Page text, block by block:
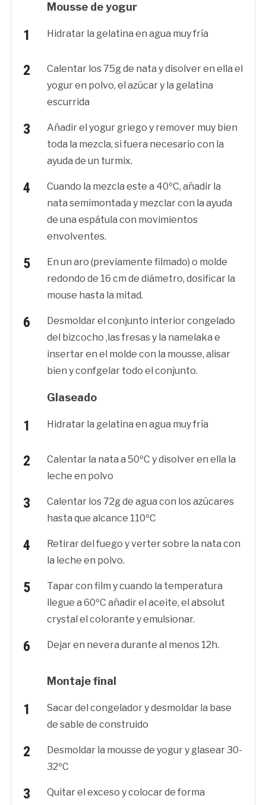
Mousse de yogur
Hidratar la gelatina en agua muy fría
Calentar los 75g de nata y disolver en ella el
yogur en polvo, el azúcar y la gelatina
escurrida
Añadir el yogur griego y remover muy bien
toda la mezcla, si fuera necesario con la
ayuda de un turmix.
Cuando la mezcla este a 40ºC, añadir la
nata semimontada y mezclar con la ayuda
de una espátula con movimientos
envolventes.
En un aro (previamente filmado) o molde
redondo de 16 cm de diámetro, dosificar la
mouse hasta la mitad.
Desmoldar el conjunto interior congelado
del bizcocho ,las fresas y la namelaka e
insertar en el molde con la mousse, alisar
bien y confgelar todo el conjunto.
Glaseado
Hidratar la gelatina en agua muy fría
Calentar la nata a 50ºC y disolver en ella la
leche en polvo
Calentar los 72g de agua con los azúcares
hasta que alcance 110ºC
Retirar del fuego y verter sobre la nata con
la leche en polvo.
Tapar con film y cuando la temperatura
llegue a 60ºC añadir el aceite, el absolut
crystal el colorante y emulsionar.
Dejar en nevera durante al menos 12h.
Montaje final
Sacar del congelador y desmoldar la base
de sable de construido
Desmoldar la mousse de yogur y glasear 30-
32ºC
Quitar el exceso y colocar de forma